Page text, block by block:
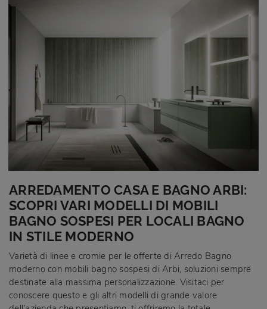
ARREDAMENTO CASA E BAGNO ARBI:
SCOPRI VARI MODELLI DI MOBILI
BAGNO SOSPESI PER LOCALI BAGNO
IN STILE MODERNO
Varietà di linee e cromie per le offerte di Arredo Bagno
moderno con mobili bagno sospesi di Arbi, soluzioni sempre
destinate alla massima personalizzazione. Visitaci per
conoscere questo e gli altri modelli di grande valore